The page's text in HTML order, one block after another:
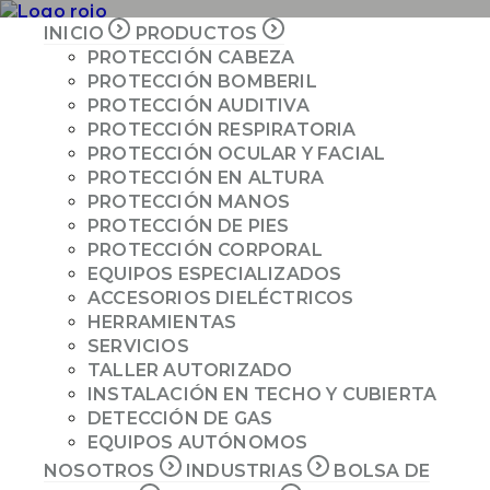
INICIO
PRODUCTOS
NOSOTROS
INDUSTRIAS
COTIZAR
Especificaciones técnicas
Secadora multiusos para equipos bomberiles
Fácil de usar, económico en consumo de energía
y ofrece alta confiabilidad del proceso.
Equipado con seis perchas especialmente
diseñadas que secan el equipo de protección y
INICIO
PRODUCTOS
PROTECCIÓN CABEZA
PROTECCIÓN BOMBERIL
PROTECCIÓN AUDITIVA
PROTECCIÓN RESPIRATORIA
PROTECCIÓN OCULAR Y FACIAL
PROTECCIÓN EN ALTURA
PROTECCIÓN MANOS
PROTECCIÓN DE PIES
PROTECCIÓN CORPORAL
EQUIPOS ESPECIALIZADOS
ACCESORIOS DIELÉCTRICOS
HERRAMIENTAS
SERVICIOS
TALLER AUTORIZADO
INSTALACIÓN EN TECHO Y CUBIERTA
DETECCIÓN DE GAS
EQUIPOS AUTÓNOMOS
NOSOTROS
INDUSTRIAS
BOLSA DE